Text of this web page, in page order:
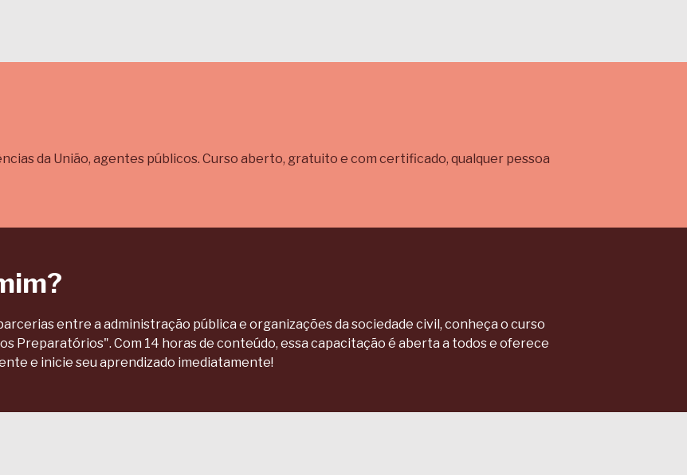
da União, agentes públicos. Curso aberto, gratuito e com certificado, qualquer pessoa
entre a administração pública e organizações da sociedade civil, conheça o curso
Preparatórios". Com 14 horas de conteúdo, essa capacitação é aberta a todos e oferece
e inicie seu aprendizado imediatamente!